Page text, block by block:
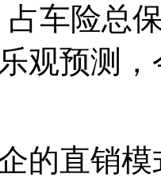
占车险总
观预测
的直销